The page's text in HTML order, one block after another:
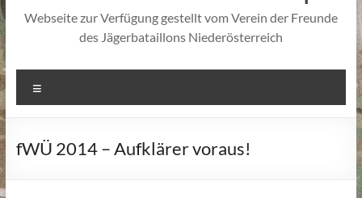
Webseite zur Verfügung gestellt vom Verein der Freunde
des Jägerbataillons Niederösterreich
fWÜ 2014 – Aufklärer voraus!